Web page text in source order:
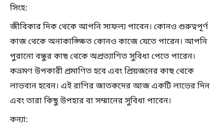
সিংহ:
জীবিকার দিক থেকে আপনি সাফল্য পাবেন। কোনও গুরুত্বপূর্ণ
কাজ থেকে অনাকাঙ্ক্ষিত কোনও কাজে যেতে পারেন। আপনি
পুরানো বন্ধুর কাছ থেকে অপ্রত্যাশিত সুবিধা পেতে পারেন।
কভ্রমণ উপকারী প্রমাণিত হবে এবং প্রিয়জনের কাছ থেকে
লাভবান হবেন। এই রাশির জাতকদের আজ একটি লাভের দিন
এবং তারা কিছু উপহার বা সম্মানের সুবিধা পাবেন।
কন্যা: